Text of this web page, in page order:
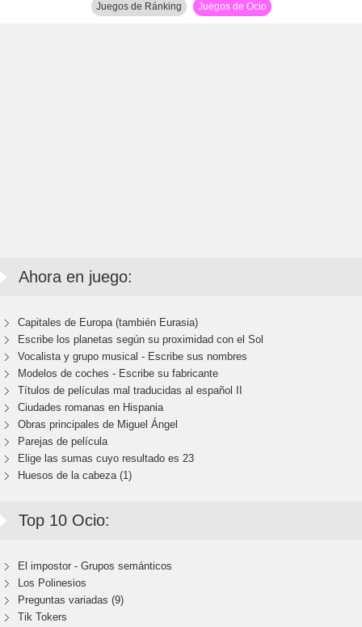
Juegos de Ránking Juegos de Ocio
Ahora en juego:
Capitales de Europa (también Eurasia)
Escribe los planetas según su proximidad con el Sol
Vocalista y grupo musical - Escribe sus nombres
Modelos de coches - Escribe su fabricante
Títulos de películas mal traducidas al español II
Ciudades romanas en Hispania
Obras principales de Miguel Ángel
Parejas de película
Elige las sumas cuyo resultado es 23
Huesos de la cabeza (1)
Top 10 Ocio:
El impostor - Grupos semánticos
Los Polinesios
Preguntas variadas (9)
Tik Tokers